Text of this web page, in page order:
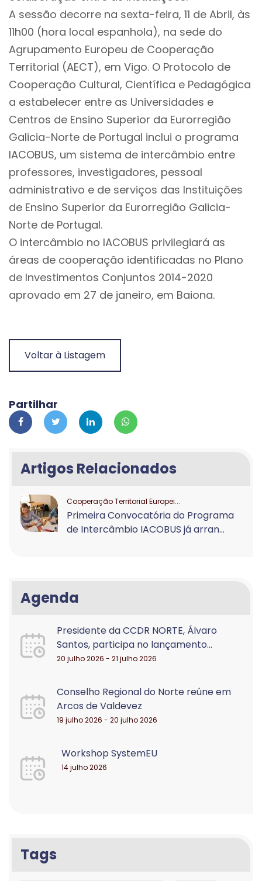
A sessão decorre na sexta-feira, 11 de Abril, às
11h00 (hora local espanhola), na sede do
Agrupamento Europeu de Cooperação
Territorial (AECT), em Vigo. O Protocolo de
Cooperação Cultural, Científica e Pedagógica
a estabelecer entre as Universidades e
Centros de Ensino Superior da Eurorregião
Galicia-Norte de Portugal inclui o programa
IACOBUS, um sistema de intercâmbio entre
professores, investigadores, pessoal
administrativo e de serviços das Instituições
de Ensino Superior da Eurorregião Galicia-
Norte de Portugal.
O intercâmbio no IACOBUS privilegiará as
áreas de cooperação identificadas no Plano
de Investimentos Conjuntos 2014-2020
aprovado em 27 de janeiro, em Baiona.
Voltar à Listagem
Partilhar
Artigos Relacionados
Cooperação Territorial Europei...
Primeira Convocatória do Programa
de Intercâmbio IACOBUS já arran...
Agenda
Presidente da CCDR NORTE, Álvaro
Santos, participa no lançamento...
20 julho 2026 - 21 julho 2026
Conselho Regional do Norte reúne em
Arcos de Valdevez
19 julho 2026 - 20 julho 2026
Workshop SystemEU
14 julho 2026
Tags